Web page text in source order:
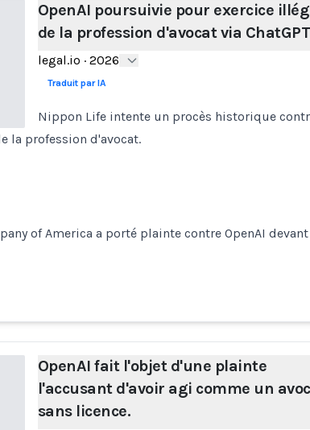
OpenAI poursuivie pour exercice
de la profession d'avocat via ChatGPT
legal.io · 2026
Traduit par IA
Nippon Life intente un procès historique
la profession d'avocat.
of America a porté plainte contre OpenAI
OpenAI fait l'objet d'une plainte
l'accusant d'avoir agi comme un
sans licence.